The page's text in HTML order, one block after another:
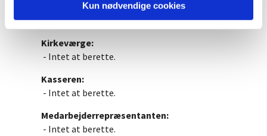
Kun nødvendige cookies
en midlertidig
skraldespand op.
Kirkeværge:
- Intet at berette.
Kasseren:
- Intet at berette.
Medarbejderrepræsentanten:
- Intet at berette.